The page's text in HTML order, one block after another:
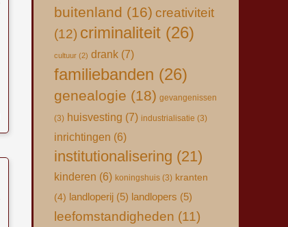
buitenland (16) creativiteit
(12) criminaliteit (26)
cultuur (2) drank (7)
familiebanden (26)
genealogie (18) gevangenissen
(3) huisvesting (7) industrialisatie (3)
inrichtingen (6)
institutionalisering (21)
kinderen (6) koningshuis (3) kranten
(4) landloperij (5) landlopers (5)
leefomstandigheden (11)